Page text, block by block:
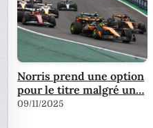
Norris prend une option
pour le titre malgré un…
09/11/2025